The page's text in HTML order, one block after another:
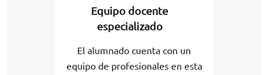
Equipo docente
especializado
El alumnado cuenta con un
equipo de profesionales en esta